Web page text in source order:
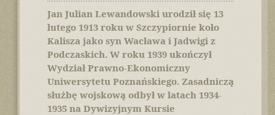
Jan Julian Lewandowski urodził się 13
lutego 1913 roku w Szczypiornie koło
Kalisza jako syn Wacława i Jadwigi z
Podczaskich. W roku 1939 ukończył
Wydział Prawno-Ekonomiczny
Uniwersytetu Poznańskiego. Zasadniczą
służbę wojskową odbył w latach 1934-
1935 na Dywizyjnym Kursie